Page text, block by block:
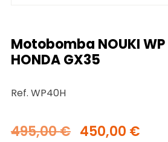
Motobomba NOUKI WP
HONDA GX35
Ref. WP40H
495,00€ 450,00 €